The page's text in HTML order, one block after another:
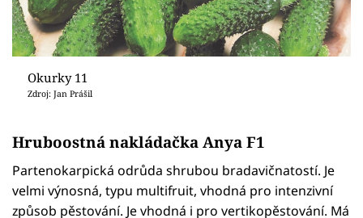
Okurky 11
Zdroj: Jan Prášil
Hruboostná nakládačka Anya F1
Partenokarpická odrůda shrubou bradavičnatostí. Je
velmi výnosná, typu multifruit, vhodná pro intenzivní
způsob pěstování. Je vhodná i pro vertikopěstování. Má